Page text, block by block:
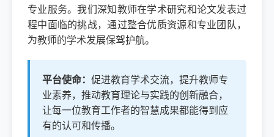
专业服务。我们深知教师在学术研究和论文发表过
程中面临的挑战，通过整合优质资源和专业团队，
为教师的学术发展保驾护航。
平台使命： 促进教育学术交流，提升教师专
业素养，推动教育理论与实践的创新融合，
让每一位教育工作者的智慧成果都能得到应
有的认可和传播。